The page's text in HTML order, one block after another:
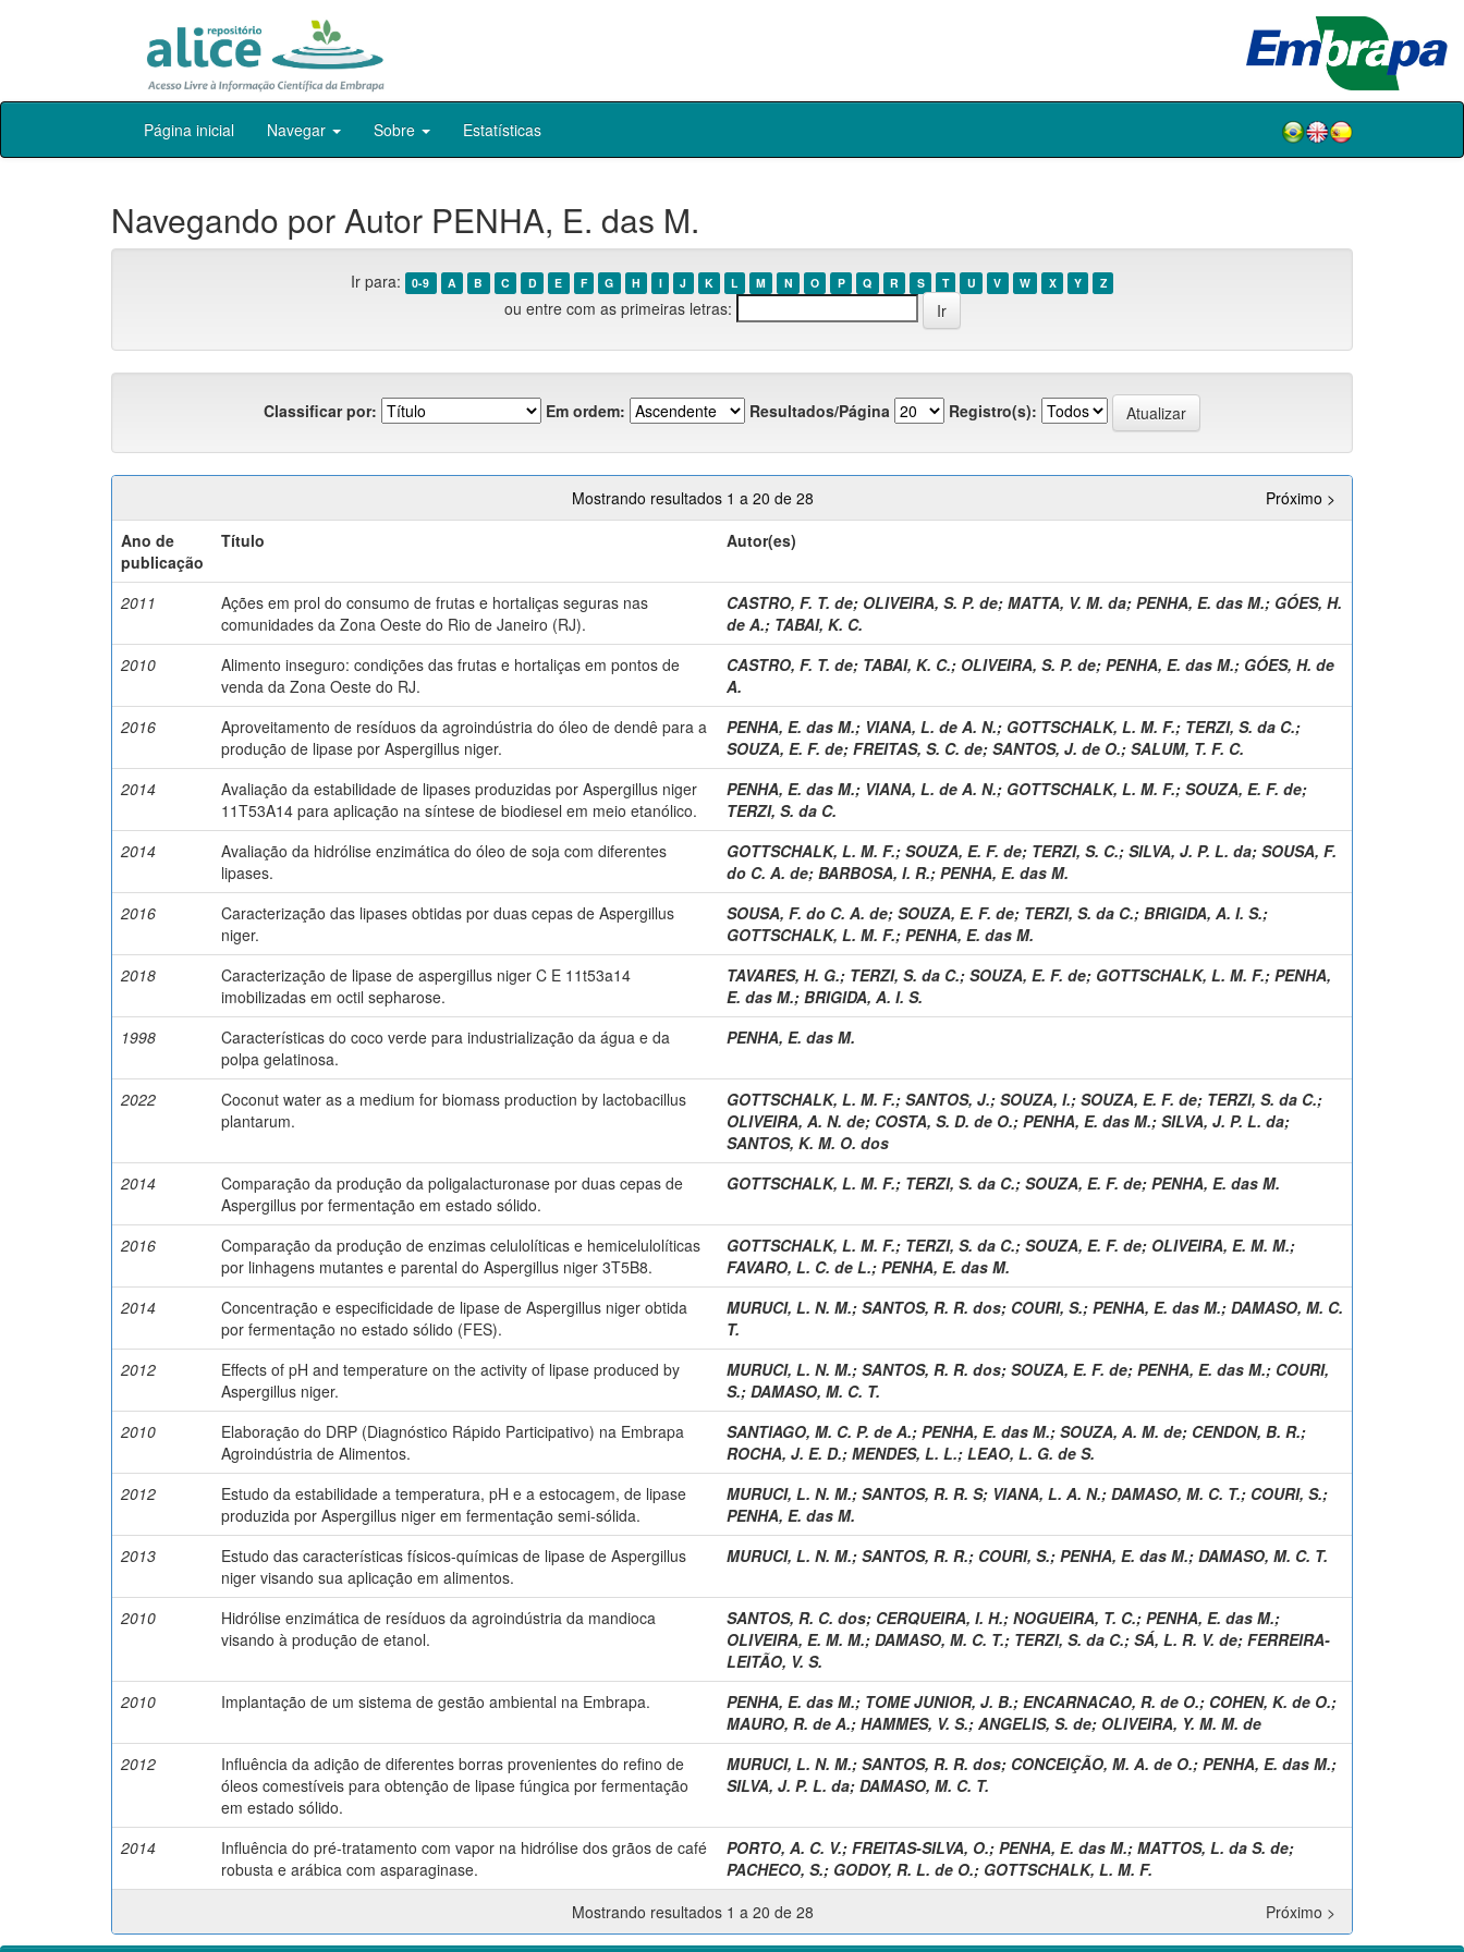
Skip
Página inicial Navegar Sobre Estatísticas
Navegando por Autor PENHA, E. das M.
Ir para: 0-9 A B C D E F G H I J K L M N O P Q R S T U V W X Y Z
ou entre com as primeiras letras:
Classificar por: Em ordem: Resultados/Página Registro(s):
Mostrando resultados 1 a 20 de 28
Próximo >
Ano de
publicação
Título Autor(es)
2011
Ações em prol do consumo de frutas e hortaliças seguras nas
comunidades da Zona Oeste do Rio de Janeiro (RJ).
CASTRO, F. T. de; OLIVEIRA, S. P. de; MATTA, V. M. da; PENHA, E. das M.; GÓES, H.
de A.; TABAI, K. C.
2010
Alimento inseguro: condições das frutas e hortaliças em pontos de
venda da Zona Oeste do RJ.
CASTRO, F. T. de; TABAI, K. C.; OLIVEIRA, S. P. de; PENHA, E. das M.; GÓES, H. de
A.
2016
Aproveitamento de resíduos da agroindústria do óleo de dendê para a
produção de lipase por Aspergillus niger.
PENHA, E. das M.; VIANA, L. de A. N.; GOTTSCHALK, L. M. F.; TERZI, S. da C.;
SOUZA, E. F. de; FREITAS, S. C. de; SANTOS, J. de O.; SALUM, T. F. C.
2014
Avaliação da estabilidade de lipases produzidas por Aspergillus niger
11T53A14 para aplicação na síntese de biodiesel em meio etanólico.
PENHA, E. das M.; VIANA, L. de A. N.; GOTTSCHALK, L. M. F.; SOUZA, E. F. de;
TERZI, S. da C.
2014
Avaliação da hidrólise enzimática do óleo de soja com diferentes
lipases.
GOTTSCHALK, L. M. F.; SOUZA, E. F. de; TERZI, S. C.; SILVA, J. P. L. da; SOUSA, F.
do C. A. de; BARBOSA, I. R.; PENHA, E. das M.
2016
Caracterização das lipases obtidas por duas cepas de Aspergillus
niger.
SOUSA, F. do C. A. de; SOUZA, E. F. de; TERZI, S. da C.; BRIGIDA, A. I. S.;
GOTTSCHALK, L. M. F.; PENHA, E. das M.
2018
Caracterização de lipase de aspergillus niger C E 11t53a14
imobilizadas em octil sepharose.
TAVARES, H. G.; TERZI, S. da C.; SOUZA, E. F. de; GOTTSCHALK, L. M. F.; PENHA,
E. das M.; BRIGIDA, A. I. S.
1998
Características do coco verde para industrialização da água e da
polpa gelatinosa.
PENHA, E. das M.
2022
Coconut water as a medium for biomass production by lactobacillus
plantarum.
GOTTSCHALK, L. M. F.; SANTOS, J.; SOUZA, I.; SOUZA, E. F. de; TERZI, S. da C.;
OLIVEIRA, A. N. de; COSTA, S. D. de O.; PENHA, E. das M.; SILVA, J. P. L. da;
SANTOS, K. M. O. dos
2014
Comparação da produção da poligalacturonase por duas cepas de
Aspergillus por fermentação em estado sólido.
GOTTSCHALK, L. M. F.; TERZI, S. da C.; SOUZA, E. F. de; PENHA, E. das M.
2016
Comparação da produção de enzimas celulolíticas e hemicelulolíticas
por linhagens mutantes e parental do Aspergillus niger 3T5B8.
GOTTSCHALK, L. M. F.; TERZI, S. da C.; SOUZA, E. F. de; OLIVEIRA, E. M. M.;
FAVARO, L. C. de L.; PENHA, E. das M.
2014
Concentração e especificidade de lipase de Aspergillus niger obtida
por fermentação no estado sólido (FES).
MURUCI, L. N. M.; SANTOS, R. R. dos; COURI, S.; PENHA, E. das M.; DAMASO, M. C.
T.
2012
Effects of pH and temperature on the activity of lipase produced by
Aspergillus niger.
MURUCI, L. N. M.; SANTOS, R. R. dos; SOUZA, E. F. de; PENHA, E. das M.; COURI,
S.; DAMASO, M. C. T.
2010
Elaboração do DRP (Diagnóstico Rápido Participativo) na Embrapa
Agroindústria de Alimentos.
SANTIAGO, M. C. P. de A.; PENHA, E. das M.; SOUZA, A. M. de; CENDON, B. R.;
ROCHA, J. E. D.; MENDES, L. L.; LEAO, L. G. de S.
2012
Estudo da estabilidade a temperatura, pH e a estocagem, de lipase
produzida por Aspergillus niger em fermentação semi-sólida.
MURUCI, L. N. M.; SANTOS, R. R. S; VIANA, L. A. N.; DAMASO, M. C. T.; COURI, S.;
PENHA, E. das M.
2013
Estudo das características físicos-químicas de lipase de Aspergillus
niger visando sua aplicação em alimentos.
MURUCI, L. N. M.; SANTOS, R. R.; COURI, S.; PENHA, E. das M.; DAMASO, M. C. T.
2010
Hidrólise enzimática de resíduos da agroindústria da mandioca
visando à produção de etanol.
SANTOS, R. C. dos; CERQUEIRA, I. H.; NOGUEIRA, T. C.; PENHA, E. das M.;
OLIVEIRA, E. M. M.; DAMASO, M. C. T.; TERZI, S. da C.; SÁ, L. R. V. de; FERREIRA-
LEITÃO, V. S.
2010
Implantação de um sistema de gestão ambiental na Embrapa. PENHA, E. das M.; TOME JUNIOR, J. B.; ENCARNACAO, R. de O.; COHEN, K. de O.;
MAURO, R. de A.; HAMMES, V. S.; ANGELIS, S. de; OLIVEIRA, Y. M. M. de
2012
Influência da adição de diferentes borras provenientes do refino de
óleos comestíveis para obtenção de lipase fúngica por fermentação
em estado sólido.
MURUCI, L. N. M.; SANTOS, R. R. dos; CONCEIÇÃO, M. A. de O.; PENHA, E. das M.;
SILVA, J. P. L. da; DAMASO, M. C. T.
2014
Influência do pré-tratamento com vapor na hidrólise dos grãos de café
robusta e arábica com asparaginase.
PORTO, A. C. V.; FREITAS-SILVA, O.; PENHA, E. das M.; MATTOS, L. da S. de;
PACHECO, S.; GODOY, R. L. de O.; GOTTSCHALK, L. M. F.
Mostrando resultados 1 a 20 de 28
Próximo >